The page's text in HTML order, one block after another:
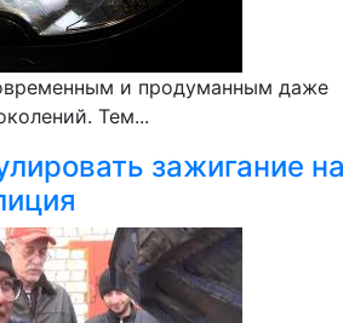
и продуманным даже
Тем...
зажигание на